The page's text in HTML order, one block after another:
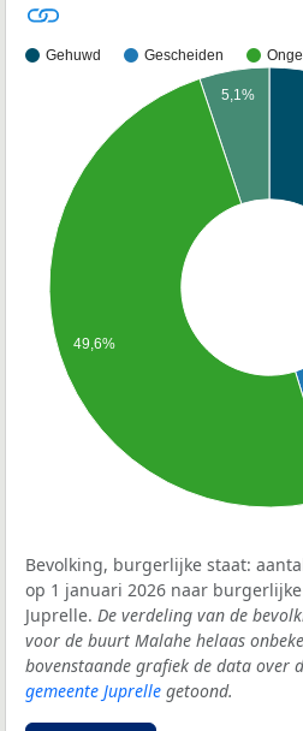
Gehuwd Gescheiden
5,1%
49,6%
Bevolking, burgerlijke staat:
op 1 januari 2026 naar
Juprelle. De verdeling van de
voor de buurt Malahe helaas
bovenstaande grafiek de data over
gemeente Juprelle getoond.